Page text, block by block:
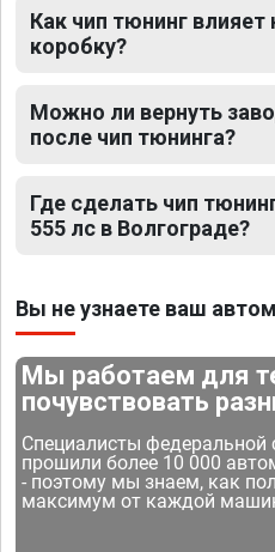
Как чип тюнинг влияет
коробку?
Можно ли вернуть
после чип тюнинга?
Где сделать чип
555 лс в Волгограде?
Вы не узнаете ваш
Мы работаем для
почувствовать
Специалисты федеральной
прошили более 10 000
- поэтому мы знаем, как
максимум от каждой